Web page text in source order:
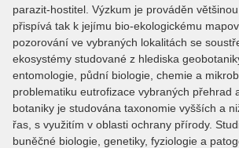
parazit-hostitel. Výzkum je prováděn
přispívá tak k jejímu bio-ekologickému
pozorování ve vybraných lokalitách se
ekosystémy studované z hlediska
entomologie, půdní biologie, chemie a
problematiku eutrofizace vybraných přehrad
botaniky je studována taxonomie vyšších a
řas, s využitím v oblasti ochrany přírody.
buněčné biologie, genetiky, fyziologie a